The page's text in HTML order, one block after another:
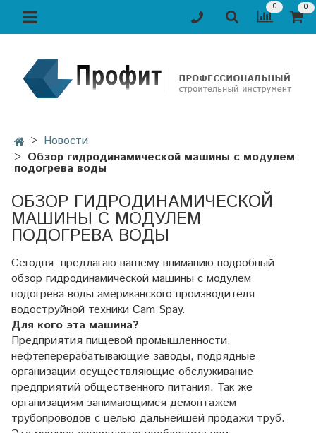
0 0
Новости
Обзор гидродинамической машины с модулем
подогрева воды
ОБЗОР ГИДРОДИНАМИЧЕСКОЙ
МАШИНЫ С МОДУЛЕМ
ПОДОГРЕВА ВОДЫ
Сегодня предлагаю вашему вниманию подробный
обзор гидродинамической машины с модулем
подогрева воды американского производителя
водоструйной техники Сam Spay.
Для кого эта машина?
Предприятия пищевой промышленности,
нефтеперерабатывающие заводы, подрядные
организации осуществляющие обслуживание
предприятий общественного питания. Так же
организациям занимающимся демонтажем
трубопроводов с целью дальнейшей продажи труб.